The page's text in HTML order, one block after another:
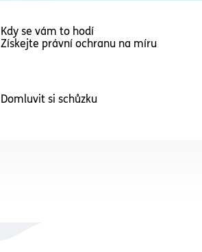
Kdy se vám to hodí
Získejte právní ochranu na míru
Domluvit si schůzku